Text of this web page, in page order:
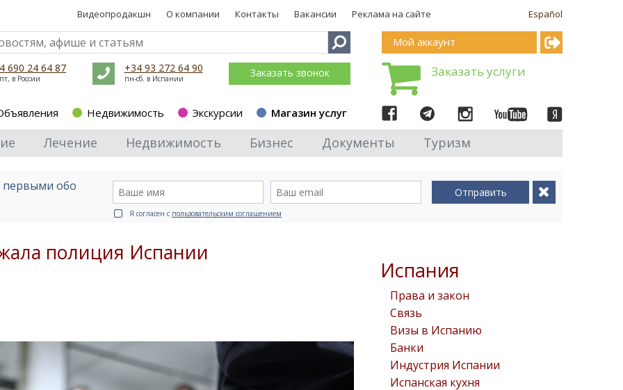
Español
Видеопродакшн О компании Контакты Вакансии Реклама на сайте
690 24 64 87
в России
+34 93 272 64 90
пн-сб. в Испании Заказать звонок
Недвижимость Экскурсии Магазин услуг
Мой аккаунт
Заказать услуги
Лечение Недвижимость Бизнес Документы Туризм
первыми обо Отправить
Я согласен с пользовательским соглашением
Испания
Права и закон
Связь
Визы в Испанию
Банки
Индустрия Испании
Испанская кухня
полиция Испании